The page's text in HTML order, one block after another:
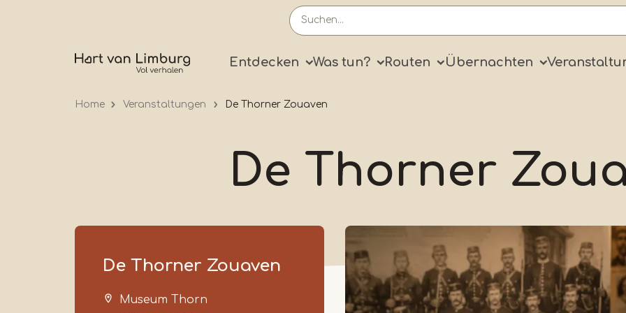
Primary
Entdecken Was tun? Routen Übernachten
Home Veranstaltungen De Thorner Zouaven
De Thorner
De Thorner Zouaven
Museum Thorn